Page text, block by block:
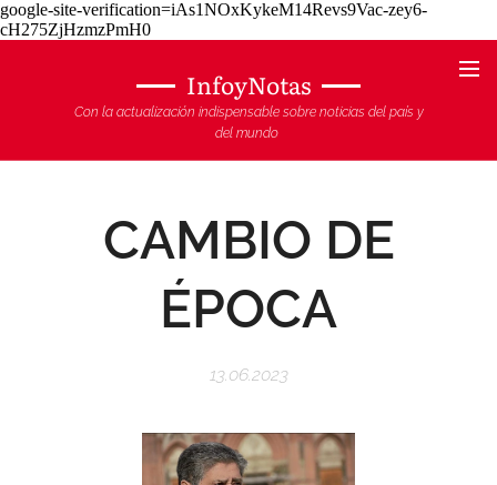
google-site-verification=iAs1NOxKykeM14Revs9Vac-zey6-
cH275ZjHzmzPmH0
InfoyNotas
Con la actualización indispensable sobre noticias del país y
del mundo
CAMBIO DE
ÉPOCA
13.06.2023